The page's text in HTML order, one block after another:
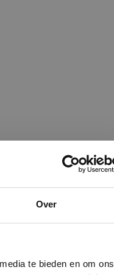
Over
te bieden en om ons
×
van